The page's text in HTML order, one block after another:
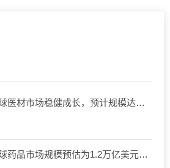
医材市场稳健成长，预计规模达
药品市场规模预估为1.2万亿美元，